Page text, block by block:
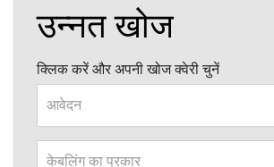
उन्नत खोज
क्लिक करें और अपनी खोज क्वेरी चुनें